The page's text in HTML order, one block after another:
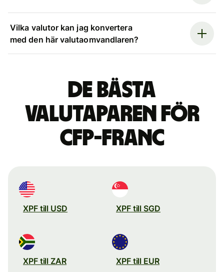
Vilka valutor kan jag konvertera
med den här valutaomvandlaren?
De bästa
valutaparen för
CFP-franc
XPF till USD XPF till SGD
XPF till ZAR XPF till EUR